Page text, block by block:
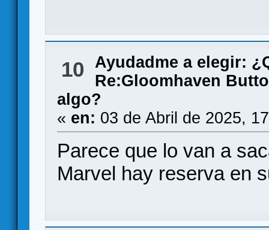
10
Ayudadme a elegir:
Re:Gloomhaven
algo?
« en: 03 de Abril de 2025,
Parece que lo van a
Marvel hay reserva en